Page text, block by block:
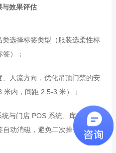
与效果评估
选择标签类型（服装选柔性标
）；
人流方向，优化吊顶门禁的安
米内，间距 2.5-3 米）；
统与门店 POS 系统、库存管理系
动消磁，避免二次操作。